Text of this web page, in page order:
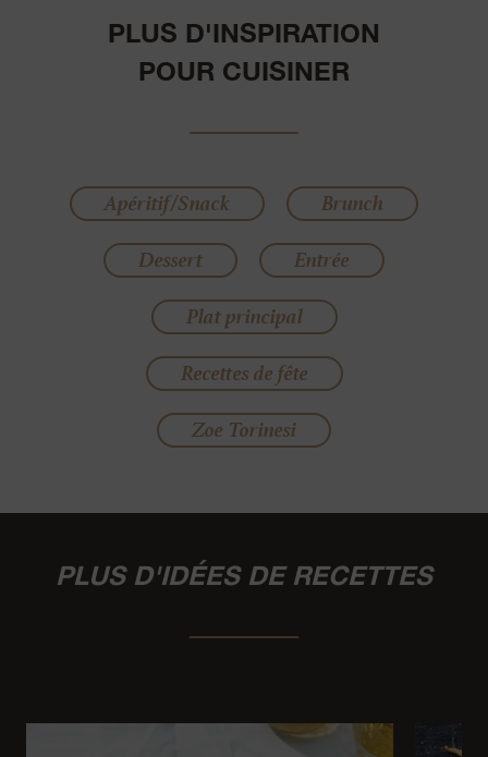
PLUS D'INSPIRATION
POUR CUISINER
Apéritif/Snack
Brunch
Dessert
Entrée
Plat principal
Recettes de fête
Zoe Torinesi
PLUS D'IDÉES DE RECETTES